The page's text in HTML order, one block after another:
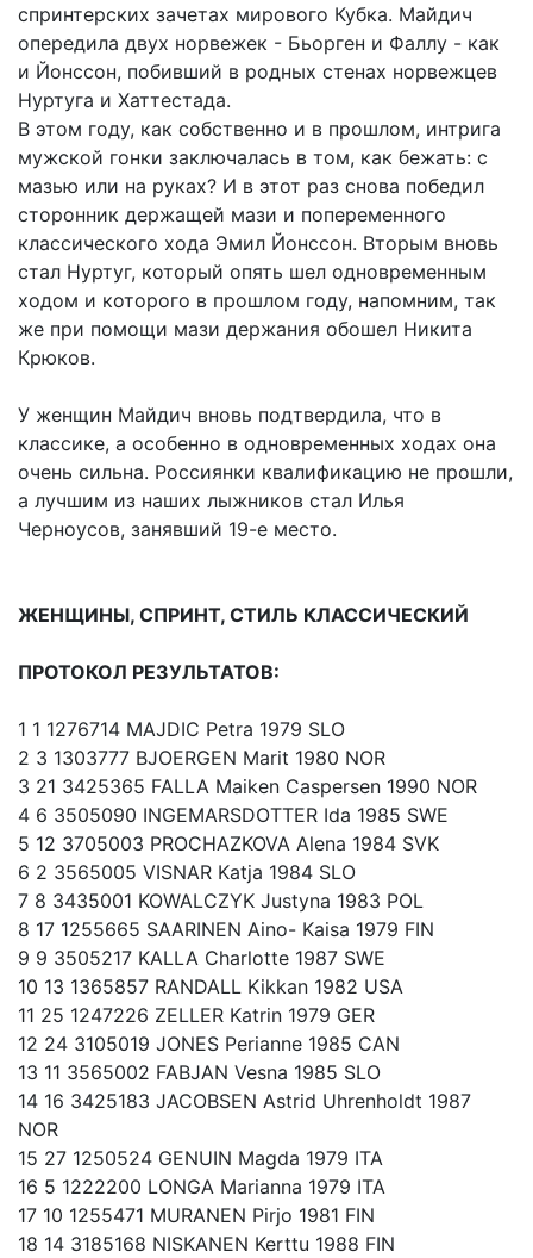
спринтерских зачетах мирового Кубка. Майдич
опередила двух норвежек - Бьорген и Фаллу - как
и Йонссон, побивший в родных стенах норвежцев
Нуртуга и Хаттестада.
В этом году, как собственно и в прошлом, интрига
мужской гонки заключалась в том, как бежать: с
мазью или на руках? И в этот раз снова победил
сторонник держащей мази и попеременного
классического хода Эмил Йонссон. Вторым вновь
стал Нуртуг, который опять шел одновременным
ходом и которого в прошлом году, напомним, так
же при помощи мази держания обошел Никита
Крюков.
У женщин Майдич вновь подтвердила, что в
классике, а особенно в одновременных ходах она
очень сильна. Россиянки квалификацию не прошли,
а лучшим из наших лыжников стал Илья
Черноусов, занявший 19-е место.
ЖЕНЩИНЫ, СПРИНТ, СТИЛЬ КЛАССИЧЕСКИЙ
ПРОТОКОЛ РЕЗУЛЬТАТОВ:
1 1 1276714 MAJDIC Petra 1979 SLO
2 3 1303777 BJOERGEN Marit 1980 NOR
3 21 3425365 FALLA Maiken Caspersen 1990 NOR
4 6 3505090 INGEMARSDOTTER Ida 1985 SWE
5 12 3705003 PROCHAZKOVA Alena 1984 SVK
6 2 3565005 VISNAR Katja 1984 SLO
7 8 3435001 KOWALCZYK Justyna 1983 POL
8 17 1255665 SAARINEN Aino- Kaisa 1979 FIN
9 9 3505217 KALLA Charlotte 1987 SWE
10 13 1365857 RANDALL Kikkan 1982 USA
11 25 1247226 ZELLER Katrin 1979 GER
12 24 3105019 JONES Perianne 1985 CAN
13 11 3565002 FABJAN Vesna 1985 SLO
14 16 3425183 JACOBSEN Astrid Uhrenholdt 1987
NOR
15 27 1250524 GENUIN Magda 1979 ITA
16 5 1222200 LONGA Marianna 1979 ITA
17 10 1255471 MURANEN Pirjo 1981 FIN
18 14 3185168 NISKANEN Kerttu 1988 FIN